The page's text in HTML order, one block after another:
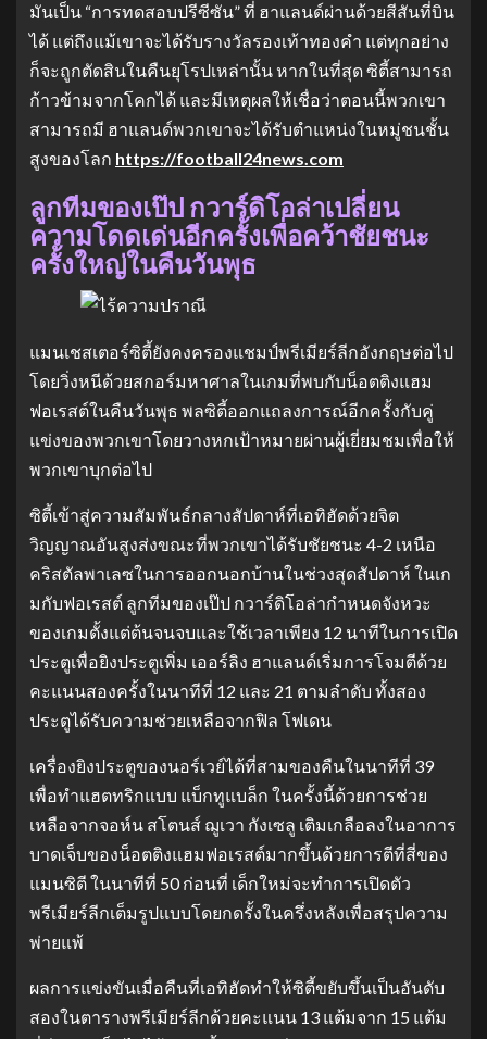
มันเป็น “การทดสอบปรีซีซัน” ที่ ฮาแลนด์ผ่านด้วยสีสันที่บิน
ได้ แต่ถึงแม้เขาจะได้รับรางวัลรองเท้าทองคำ แต่ทุกอย่าง
ก็จะถูกตัดสินในคืนยุโรปเหล่านั้น หากในที่สุด ซิตี้สามารถ
ก้าวข้ามจากโคกได้ และมีเหตุผลให้เชื่อว่าตอนนี้พวกเขา
สามารถมี ฮาแลนด์พวกเขาจะได้รับตำแหน่งในหมู่ชนชั้น
สูงของโลก https://football24news.com
ลูกทีมของเป๊ป กวาร์ดิโอล่าเปลี่ยน
ความโดดเด่นอีกครั้งเพื่อคว้าชัยชนะ
ครั้งใหญ่ในคืนวันพุธ
แมนเชสเตอร์ซิตี้ยังคงครองแชมป์พรีเมียร์ลีกอังกฤษต่อไป
โดยวิ่งหนีด้วยสกอร์มหาศาลในเกมที่พบกับน็อตติงแฮม
ฟอเรสต์ในคืนวันพุธ พลซิตี้ออกแถลงการณ์อีกครั้งกับคู่
แข่งของพวกเขาโดยวางหกเป้าหมายผ่านผู้เยี่ยมชมเพื่อให้
พวกเขาบุกต่อไป
ซิตี้เข้าสู่ความสัมพันธ์กลางสัปดาห์ที่เอทิฮัดด้วยจิต
วิญญาณอันสูงส่งขณะที่พวกเขาได้รับชัยชนะ 4-2 เหนือ
คริสตัลพาเลซในการออกนอกบ้านในช่วงสุดสัปดาห์ ในเก
มกับฟอเรสต์ ลูกทีมของเป๊ป กวาร์ดิโอล่ากำหนดจังหวะ
ของเกมตั้งแต่ต้นจนจบและใช้เวลาเพียง 12 นาทีในการเปิด
ประตูเพื่อยิงประตูเพิ่ม เออร์ลิง ฮาแลนด์เริ่มการโจมตีด้วย
คะแนนสองครั้งในนาทีที่ 12 และ 21 ตามลำดับ ทั้งสอง
ประตูได้รับความช่วยเหลือจากฟิล โฟเดน
เครื่องยิงประตูของนอร์เวย์ได้ที่สามของคืนในนาทีที่ 39
เพื่อทำแฮตทริกแบบ แบ็กทูแบล็ก ในครั้งนี้ด้วยการช่วย
เหลือจากจอห์น สโตนส์ ฌูเวา กังเซลู เติมเกลือลงในอาการ
บาดเจ็บของน็อตติงแฮมฟอเรสต์มากขึ้นด้วยการตีที่สี่ของ
แมนซิตี ในนาทีที่ 50 ก่อนที่ เด็กใหม่จะทำการเปิดตัว
พรีเมียร์ลีกเต็มรูปแบบโดยกดรั้งในครึ่งหลังเพื่อสรุปความ
พ่ายแพ้
ผลการแข่งขันเมื่อคืนที่เอทิฮัดทำให้ซิตี้ขยับขึ้นเป็นอันดับ
สองในตารางพรีเมียร์ลีกด้วยคะแนน 13 แต้มจาก 15 แต้ม